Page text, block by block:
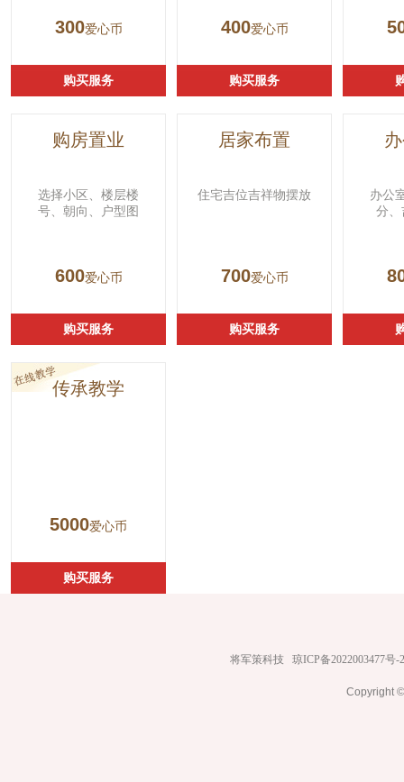
300爱心币
购买服务
400爱心币
购买服务
购房置业
选择小区、楼层楼
号、朝向、户型图
600爱心币
购买服务
居家布置
住宅吉位吉祥物摆放
700爱心币
购买服务
办公
分、
传承教学
5000爱心币
购买服务
将军策科技 琼ICP备2022003477号-2
Copyright